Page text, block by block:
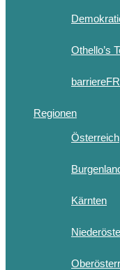
Othello’s
Regionen
Österreich
Kärnten